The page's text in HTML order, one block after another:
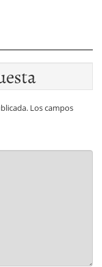
Los campos